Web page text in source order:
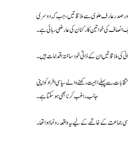
اعلیٰ قیادت اور صدر عارف علوی سے ملاقاتیں، جب کہ دوسری
انصاف کی خواتین کارکنان کی عارضی رہائی ہے۔
کی ملاقاتیں ان کے ذاتی خود ساختہ اقدامات ہیں ۔
سے پہلے اہمیت رکھنے والے سیاسی افراد کو اپنی
جانب راغب کرنا بھی ہو سکتا ہے۔
جماعت کے خاتمے کے لیے یہ واقعہ رونما ہوا تھا ۔